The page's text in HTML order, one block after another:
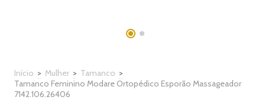
Início > Mulher > Tamanco >
Tamanco Feminino Modare Ortopédico Esporão Massageador
7142.106.26406